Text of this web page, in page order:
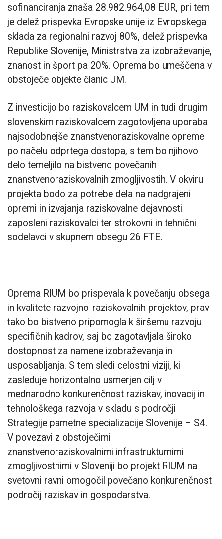
sofinanciranja znaša 28.982.964,08 EUR, pri tem
je delež prispevka Evropske unije iz Evropskega
sklada za regionalni razvoj 80%, delež prispevka
Republike Slovenije, Ministrstva za izobraževanje,
znanost in šport pa 20%. Oprema bo umeščena v
obstoječe objekte članic UM.
Z investicijo bo raziskovalcem UM in tudi drugim
slovenskim raziskovalcem zagotovljena uporaba
najsodobnejše znanstvenoraziskovalne opreme
po načelu odprtega dostopa, s tem bo njihovo
delo temeljilo na bistveno povečanih
znanstvenoraziskovalnih zmogljivostih. V okviru
projekta bodo za potrebe dela na nadgrajeni
opremi in izvajanja raziskovalne dejavnosti
zaposleni raziskovalci ter strokovni in tehnični
sodelavci v skupnem obsegu 26 FTE.
Oprema RIUM bo prispevala k povečanju obsega
in kvalitete razvojno-raziskovalnih projektov, prav
tako bo bistveno pripomogla k širšemu razvoju
specifičnih kadrov, saj bo zagotavljala široko
dostopnost za namene izobraževanja in
usposabljanja. S tem sledi celostni viziji, ki
zasleduje horizontalno usmerjen cilj v
mednarodno konkurenčnost raziskav, inovacij in
tehnološkega razvoja v skladu s področji
Strategije pametne specializacije Slovenije – S4.
V povezavi z obstoječimi
znanstvenoraziskovalnimi infrastrukturnimi
zmogljivostnimi v Sloveniji bo projekt RIUM na
svetovni ravni omogočil povečano konkurenčnost
področij raziskav in gospodarstva.